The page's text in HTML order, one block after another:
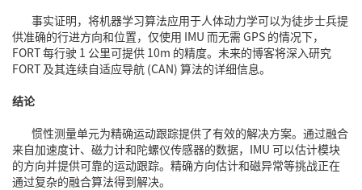
事实证明，将机器学习算法应用于人体动力学可以为徒步士兵提
供准确的行进方向和位置，仅使用 IMU 而无需 GPS 的情况下，
FORT 每行驶 1 公里可提供 10m 的精度。未来的博客将深入研究
FORT 及其连续自适应导航 (CAN) 算法的详细信息。
结论
惯性测量单元为精确运动跟踪提供了有效的解决方案。通过融合
来自加速度计、磁力计和陀螺仪传感器的数据，IMU 可以估计模块
的方向并提供可靠的运动跟踪。精确方向估计和磁异常等挑战正在
通过复杂的融合算法得到解决。